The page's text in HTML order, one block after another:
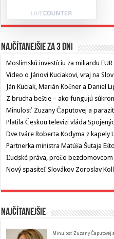
Najčítanejšie za 3 dni
Moslimskú investíciu za miliardu EUR
Video o Jánovi Kuciakovi, vraj na
Ján Kuciak, Marián Kočner a Daniel
Z brucha beštie – ako fungujú
Minulosť Zuzany Čaputovej a
Platila Českou televizi vláda
Dve tváre Roberta Kodyma z kapely
Partnerka ministra Matúša Šutaja
Ľudské práva, prečo
Nový spasiteľ Slovákov Zoroslav
Najčítanejšie
Minulosť Zuzany Čaputovej